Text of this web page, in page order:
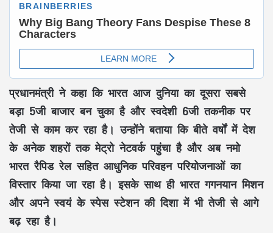
प्रधानमंत्री ने कहा कि भारत आज दुनिया का दूसरा सबसे
बड़ा 5जी बाजार बन चुका है और स्वदेशी 6जी तकनीक पर
तेजी से काम कर रहा है। उन्होंने बताया कि बीते वर्षों में देश
के अनेक शहरों तक मेट्रो नेटवर्क पहुंचा है और अब नमो
भारत रैपिड रेल सहित आधुनिक परिवहन परियोजनाओं का
विस्तार किया जा रहा है। इसके साथ ही भारत गगनयान मिशन
और अपने स्वयं के स्पेस स्टेशन की दिशा में भी तेजी से आगे
बढ़ रहा है।